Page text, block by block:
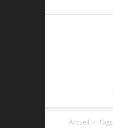
Accueil Tags